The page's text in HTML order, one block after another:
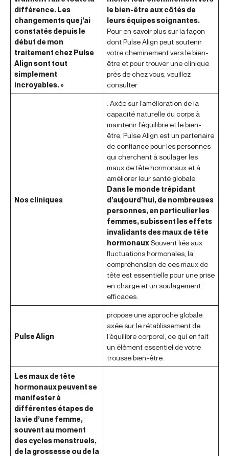
différence. Les
changements que j’ai
constatés depuis le
début de mon
traitement chez Pulse
Align sont tout
simplement
incroyables. »
le bien-être aux côtés de
leurs équipes soignantes.
Pour en savoir plus sur la façon
dont Pulse Align peut soutenir
votre cheminement vers le bien-
être et pour trouver une clinique
près de chez vous, veuillez
consulter
Nos cliniques
. Axée sur l’amélioration de la
capacité naturelle du corps à
maintenir l’équilibre et le bien-
être, Pulse Align est un partenaire
de confiance pour les personnes
qui cherchent à soulager les
maux de tête hormonaux et à
améliorer leur santé globale.
Dans le monde trépidant
d’aujourd’hui, de nombreuses
personnes, en particulier les
femmes, subissent les effets
invalidants des maux de tête
hormonauxSouvent liés aux
fluctuations hormonales, la
compréhension de ces maux de
tête est essentielle pour une prise
en charge et un soulagement
efficaces.
Pulse Align
propose une approche globale
axée sur le rétablissement de
l’équilibre corporel, ce qui en fait
un élément essentiel de votre
trousse bien-être.
Les maux de tête
hormonaux peuvent se
manifester à
différentes étapes de
la vie d’une femme,
souvent au moment
des cycles menstruels,
de la grossesse ou de la